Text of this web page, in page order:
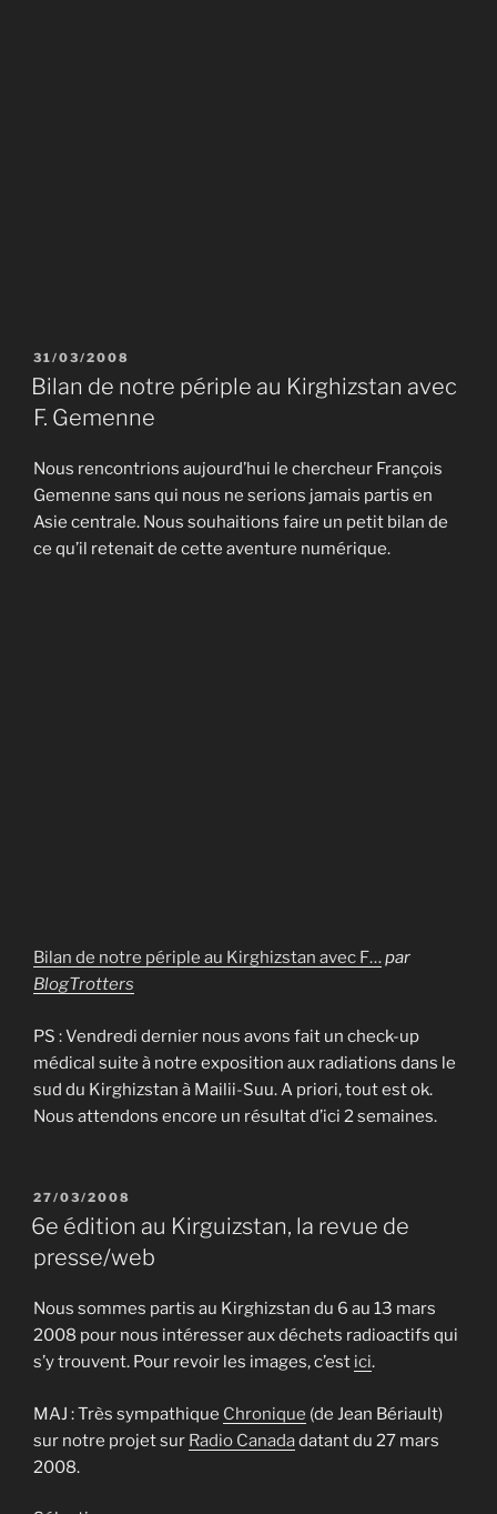
PUBLIÉ
LE
31/03/2008
Bilan de notre périple au Kirghizstan avec
F. Gemenne
Nous rencontrions aujourd’hui le chercheur François
Gemenne sans qui nous ne serions jamais partis en
Asie centrale. Nous souhaitions faire un petit bilan de
ce qu’il retenait de cette aventure numérique.
Bilan de notre périple au Kirghizstan avec F…par
BlogTrotters
PS : Vendredi dernier nous avons fait un check-up
médical suite à notre exposition aux radiations dans le
sud du Kirghizstan à Mailii-Suu. A priori, tout est ok.
Nous attendons encore un résultat d’ici 2 semaines.
PUBLIÉ
LE
27/03/2008
6e édition au Kirguizstan, la revue de
presse/web
Nous sommes partis au Kirghizstan du 6 au 13 mars
2008 pour nous intéresser aux déchets radioactifs qui
s’y trouvent. Pour revoir les images, c’est ici.
MAJ : Très sympathique Chronique (de Jean Bériault)
sur notre projet sur Radio Canadadatant du 27 mars
2008.